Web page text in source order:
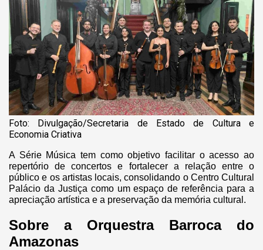
Foto: Divulgação/Secretaria de Estado de Cultura e
Economia Criativa
A Série Música tem como objetivo facilitar o acesso ao
repertório de concertos e fortalecer a relação entre o
público e os artistas locais, consolidando o Centro Cultural
Palácio da Justiça como um espaço de referência para a
apreciação artística e a preservação da memória cultural.
Sobre a Orquestra Barroca do
Amazonas